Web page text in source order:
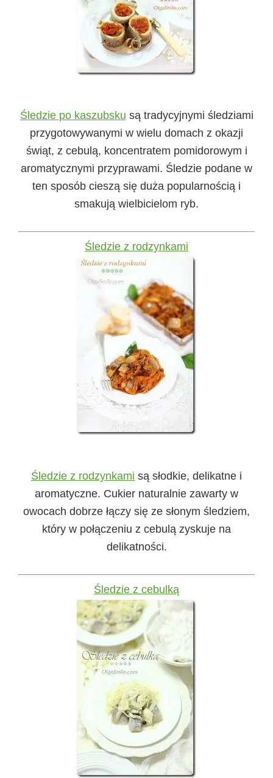
Śledzie po kaszubsku są tradycyjnymi śledziami
przygotowywanymi w wielu domach z okazji
świąt, z cebulą, koncentratem pomidorowym i
aromatycznymi przyprawami. Śledzie podane w
ten sposób cieszą się duża popularnością i
smakują wielbicielom ryb.
Śledzie z rodzynkami
Śledzie z rodzynkami są słodkie, delikatne i
aromatyczne. Cukier naturalnie zawarty w
owocach dobrze łączy się ze słonym śledziem,
który w połączeniu z cebulą zyskuje na
delikatności.
Śledzie z cebulką